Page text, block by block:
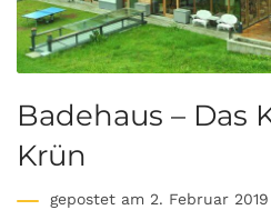
Badehaus – Das
Krün
gepostet am 2. Februar